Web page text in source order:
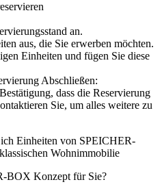
an.
aus, die Sie erwerben möchten.
Einheiten und fügen Sie diese
Abschließen:
dass die Reservierung
Sie, um alles weitere zu
Einheiten von SPEICHER-
Wohnimmobilie
BOX Konzept für Sie?